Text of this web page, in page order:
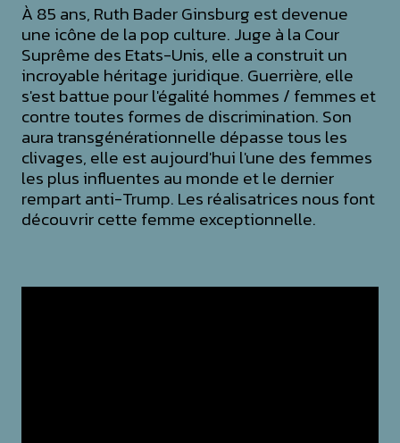
À 85 ans, Ruth Bader Ginsburg est devenue
une icône de la pop culture. Juge à la Cour
Suprême des Etats-Unis, elle a construit un
incroyable héritage juridique. Guerrière, elle
s'est battue pour l'égalité hommes / femmes et
contre toutes formes de discrimination. Son
aura transgénérationnelle dépasse tous les
clivages, elle est aujourd'hui l'une des femmes
les plus influentes au monde et le dernier
rempart anti-Trump. Les réalisatrices nous font
découvrir cette femme exceptionnelle.